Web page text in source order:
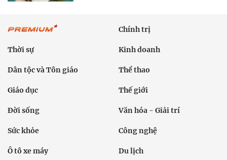
Chính trị
Thời sự Kinh doanh
Dân tộc và Tôn giáo Thể thao
Giáo dục Thế giới
Đời sống Văn hóa - Giải trí
Sức khỏe Công nghệ
Ô tô xe máy Du lịch